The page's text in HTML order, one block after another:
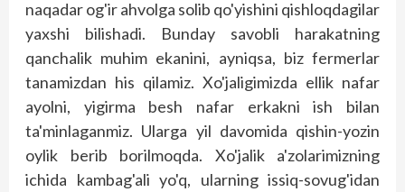
naqadar og'ir ahvolga solib qo'yishini qishloqdagilar
yaxshi bilishadi. Bunday savobli harakatning
qanchalik muhim ekanini, ayniqsa, biz fermerlar
tanamizdan his qilamiz. Xo'jaligimizda ellik nafar
ayolni, yigirma besh nafar erkakni ish bilan
ta'minlaganmiz. Ularga yil davomida qishin-yozin
oylik berib borilmoqda. Xo'jalik a'zolarimizning
ichida kambag'ali yo'q, ularning issiq-sovug'idan